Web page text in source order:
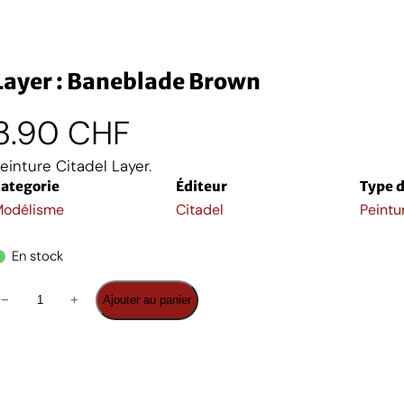
: Baneblade Brown
CHF
Citadel Layer.
Éditeur
Citadel
Type
En stock
− + Ajouter au panier